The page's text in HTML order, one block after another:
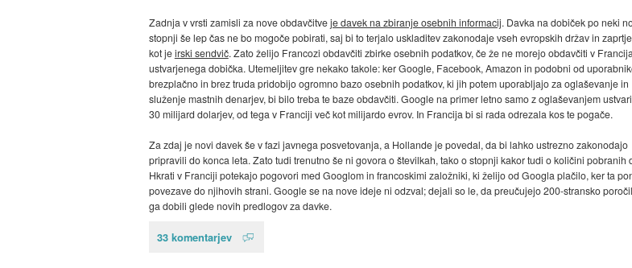
Zadnja v vrsti zamisli za nove obdavčitveje davek na zbiranje osebnih informacij. Davka na dobiček po neki
stopnji še lep čas ne bo mogoče pobirati, saj bi to terjalo uskladitev zakonodaje vseh evropskih držav in
kot jeirski sendvič. Zato želijo Francozi obdavčiti zbirke osebnih podatkov, če že ne morejo obdavčiti v Francija
ustvarjenega dobička. Utemeljitev gre nekako takole: ker Google, Facebook, Amazon in podobni od
brezplačno in brez truda pridobijo ogromno bazo osebnih podatkov, ki jih potem uporabljajo za oglaševanje in
služenje mastnih denarjev, bi bilo treba te baze obdavčiti. Google na primer letno samo z oglaševanjem
30 milijard dolarjev, od tega v Franciji več kot milijardo evrov. In Francija bi si rada odrezala kos te pogače.
Za zdaj je novi davek še v fazi javnega posvetovanja, a Hollande je povedal, da bi lahko ustrezno zakonodajo
pripravili do konca leta. Zato tudi trenutno še ni govora o številkah, tako o stopnji kakor tudi o količini pobranih
Hkrati v Franciji potekajo pogovori med Googlom in francoskimi založniki, ki želijo od Googla plačilo, ker ta
povezave do njihovih strani. Google se na nove ideje ni odzval; dejali so le, da preučujejo 200-stransko
ga dobili glede novih predlogov za davke.
33 komentarjev